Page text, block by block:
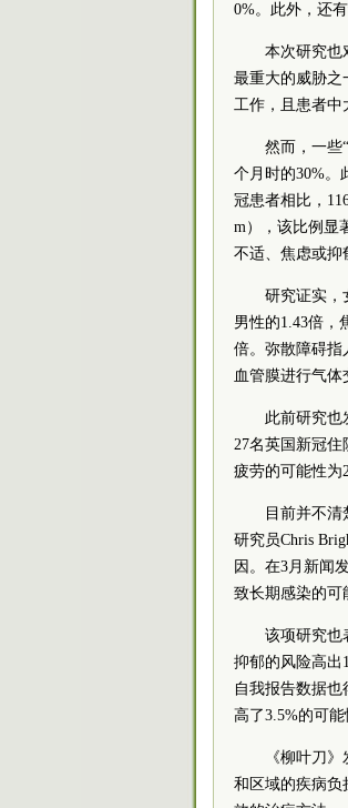
0%。此外，还
本次研究也
最重大的威胁之
工作，且患者中
然而，一些
个月时的30%。
冠患者相比，
m），该比例显
不适、焦虑或抑
研究证实，
男性的1.43倍，
倍。弥散障碍指
血管膜进行气体
此前研究也
27名英国新冠
疲劳的可能性为
目前并不
研究员Chris
因。在3月新闻
致长期感染的可
该项研究也
抑郁的风险高出
自我报告数据
高了3.5%的可能
《柳叶刀
和区域的疾病负